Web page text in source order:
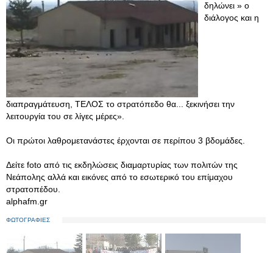
δηλώνει » ο
διάλογος και η
διαπραγμάτευση, ΤΕΛΟΣ το στρατόπεδο θα... ξεκινήσει την
λειτουργία του σε λίγες μέρες».
Οι πρώτοι λαθρομετανάστες έρχονται σε περίπου 3 βδομάδες.
Δείτε foto από τις εκδηλώσεις διαμαρτυρίας των πολιτών της
Νεάπολης αλλά και εικόνες από το εσωτερικό του επίμαχου
στρατοπέδου.
alphafm.gr
ΦΩΤΟΓΡΑΦΙΕΣ